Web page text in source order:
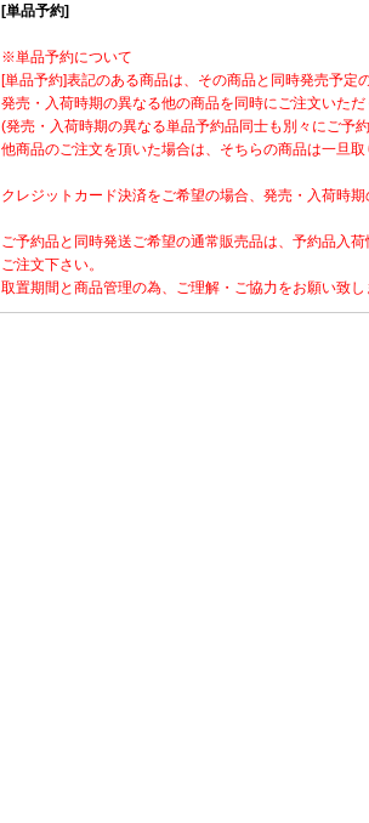
[単品予約]
※単品予約について
[単品予約]表記のある商品は、その商品と同時発売予定
発売・入荷時期の異なる他の商品を同時にご注文いただ
(発売・入荷時期の異なる単品予約品同士も別々にご予
他商品のご注文を頂いた場合は、そちらの商品は一旦
クレジットカード決済をご希望の場合、発売・入荷時
ご予約品と同時発送ご希望の通常販売品は、予約品入
ご注文下さい。
取置期間と商品管理の為、ご理解・ご協力をお願い致し